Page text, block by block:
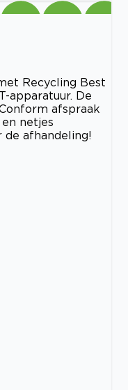
Recycling Best
apparatuur. De
afspraak
netjes
de afhandeling!